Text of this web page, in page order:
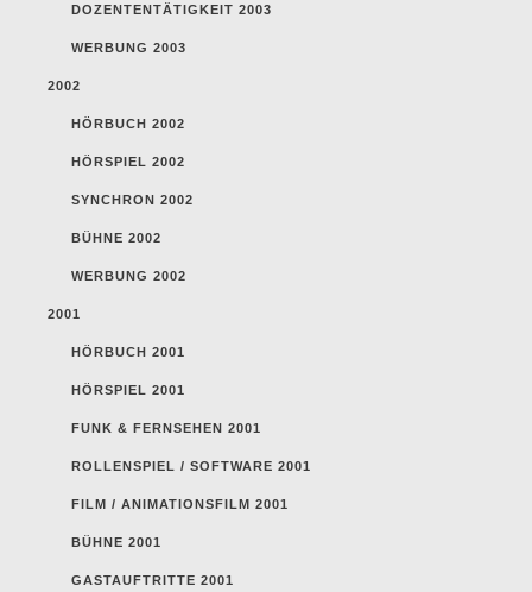
DOZENTENTÄTIGKEIT 2003
WERBUNG 2003
2002
HÖRBUCH 2002
HÖRSPIEL 2002
SYNCHRON 2002
BÜHNE 2002
WERBUNG 2002
2001
HÖRBUCH 2001
HÖRSPIEL 2001
FUNK & FERNSEHEN 2001
ROLLENSPIEL / SOFTWARE 2001
FILM / ANIMATIONSFILM 2001
BÜHNE 2001
GASTAUFTRITTE 2001